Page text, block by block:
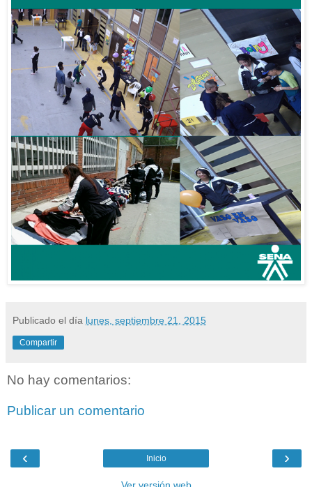
Publicado el día lunes, septiembre 21, 2015
Compartir
No hay comentarios:
Publicar un comentario
‹ ›
Inicio